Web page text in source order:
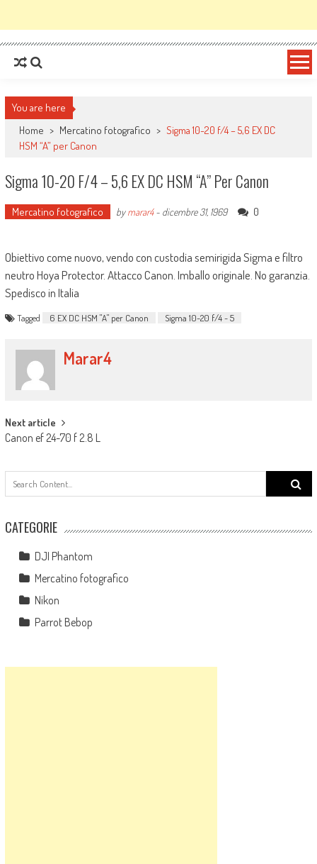
You are here
Home > Mercatino fotografico > Sigma 10-20 f/4 – 5,6 EX DC
HSM “A” per Canon
Sigma 10-20 F/4 – 5,6 EX DC HSM “A” Per Canon
Mercatino fotografico bymarar4- dicembre 31, 1969 0
Obiettivo come nuovo, vendo con custodia semirigida Sigma e filtro
neutro Hoya Protector. Attacco Canon. Imballo originale. No garanzia.
Spedisco in Italia
Tagged 6 EX DC HSM "A" per Canon Sigma 10-20 f/4 - 5
Marar4
Post navigation
Next article
Canon ef 24-70 f 2.8 L
Search
for:
CATEGORIE
DJI Phantom
Mercatino fotografico
Nikon
Parrot Bebop